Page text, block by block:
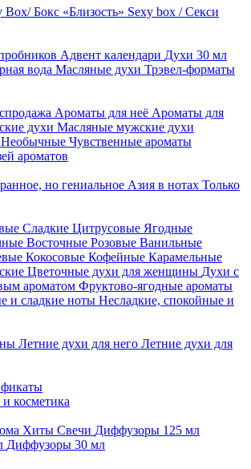
Box/ Бокс «Близость» Sexy box / Секси
Адвент календари Духи 30 мл
вода Масляные духи Трэвел-форматы
Ароматы для неё Ароматы для
духи Масляные мужские духи
Необычные Чувственные ароматы
ароматов
но гениальное Азия в нотах Только
Сладкие Цитрусовые Ягодные
Восточные Розовые Ванильные
Кокосовые Кофейные Карамельные
Цветочные духи для женщины Духи с
ароматом Фруктово-ягодные ароматы
и сладкие ноты Несладкие, спокойные и
Летние духи для него Летние духи для
косметика
Хиты Свечи Диффузоры 125 мл
Диффузоры 30 мл